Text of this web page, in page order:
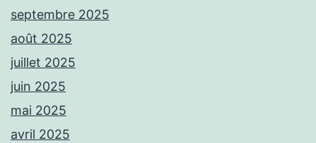
septembre 2025
août 2025
juillet 2025
juin 2025
mai 2025
avril 2025